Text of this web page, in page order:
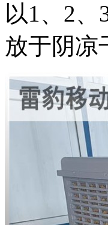
以1、 2、
放于阴凉